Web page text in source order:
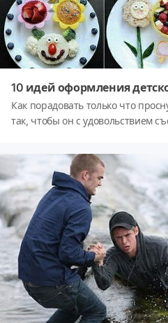
10 идей оформления
Как порадовать только что
так, чтобы он с удовольствием
мультфильмов! Более 10 идей
в нашем контенте!